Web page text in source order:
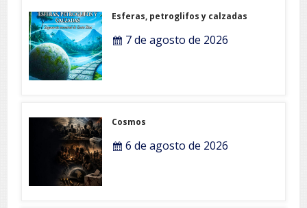
Esferas, petroglifos y calzadas
7 de agosto de 2026
Cosmos
6 de agosto de 2026